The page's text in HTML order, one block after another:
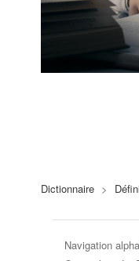
Dictionnaire >
Navigation